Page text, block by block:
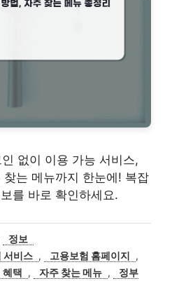
없이 이용 가능 서비스,
는 메뉴까지 한눈에! 복잡
를 바로 확인하세요.
카
테
고
정보
서비스 , 고용보험 홈페이지
,
혜택 , 자주 찾는 메뉴 ,
정부